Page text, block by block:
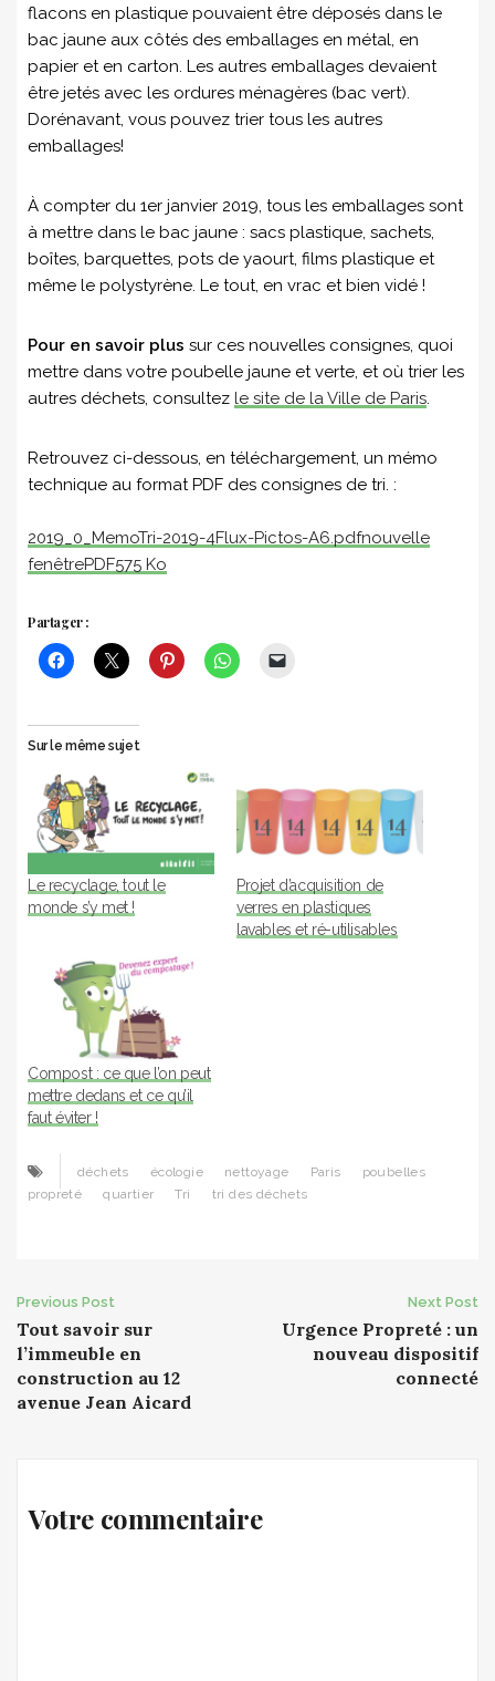
flacons en plastique pouvaient être déposés dans le
bac jaune aux côtés des emballages en métal, en
papier et en carton. Les autres emballages devaient
être jetés avec les ordures ménagères (bac vert).
Dorénavant, vous pouvez trier tous les autres
emballages!
À compter du 1er janvier 2019, tous les emballages sont
à mettre dans le bac jaune : sacs plastique, sachets,
boîtes, barquettes, pots de yaourt, films plastique et
même le polystyrène. Le tout, en vrac et bien vidé !
Pour en savoir plus sur ces nouvelles consignes, quoi
mettre dans votre poubelle jaune et verte, et où trier les
autres déchets, consultez le site de la Ville de Paris.
Retrouvez ci-dessous, en téléchargement, un mémo
technique au format PDF des consignes de tri. :
2019_0_MemoTri-2019-4Flux-Pictos-A6.pdfnouvelle
fenêtrePDF575 Ko
Partager :
Sur le même sujet
Le recyclage, tout le
monde s’y met !
Projet d’acquisition de
verres en plastiques
lavables et ré-utilisables
Compost : ce que l’on peut
mettre dedans et ce qu’il
faut éviter !
déchets écologie nettoyage Paris
poubelles
propreté
quartier Tri tri des déchets
Post
navigation
Previous Post
Tout savoir sur
l’immeuble en
construction au 12
avenue Jean Aicard
Next Post
Urgence Propreté : un
nouveau dispositif
connecté
Votre commentaire